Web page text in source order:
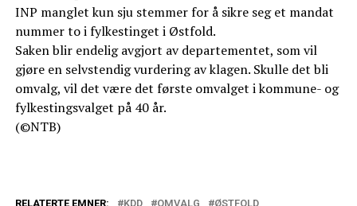
INP manglet kun sju stemmer for å sikre seg et mandat
nummer to i fylkestinget i Østfold.
Saken blir endelig avgjort av departementet, som vil
gjøre en selvstendig vurdering av klagen. Skulle det bli
omvalg, vil det være det første omvalget i kommune- og
fylkestingsvalget på 40 år.
(©NTB)
RELATERTE EMNER: KDD OMVALG ØSTFOLD